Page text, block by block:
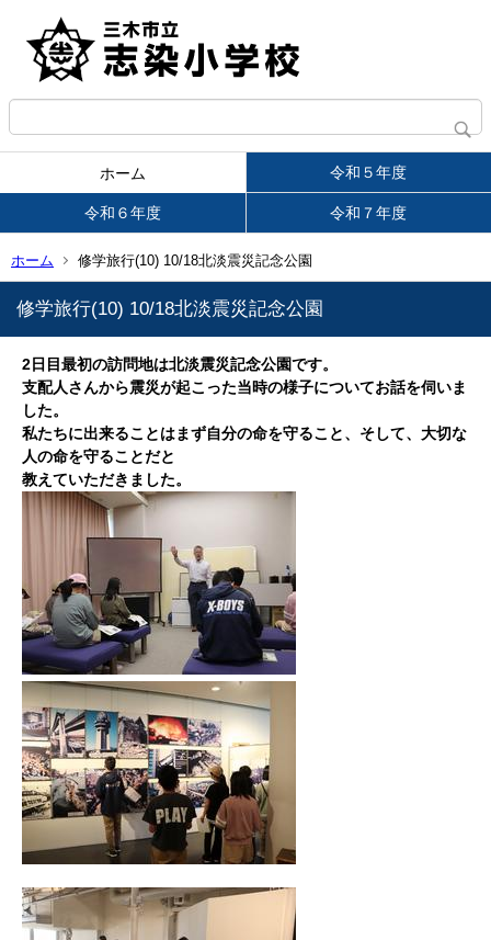
ホーム 令和５年度
令和６年度 令和７年度
ホーム 修学旅行(10) 10/18北淡震災記念公園
修学旅行(10) 10/18北淡震災記念公園
2日目最初の訪問地は北淡震災記念公園です。
支配人さんから震災が起こった当時の様子についてお話を伺いま
した。
私たちに出来ることはまず自分の命を守ること、そして、大切な
人の命を守ることだと
教えていただきました。